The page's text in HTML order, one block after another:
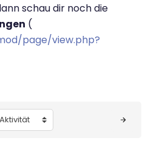
schau dir noch die
(
page/view.php?